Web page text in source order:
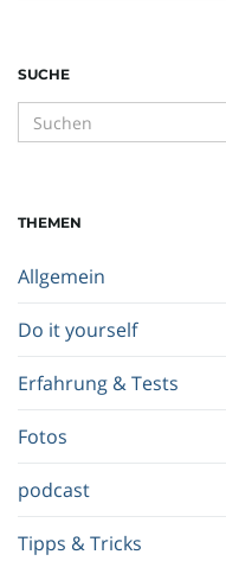
SUCHE
u
b
g
i
f
.
.
.
THEMEN
Allgemein
Do it yourself
Erfahrung & Tests
Fotos
podcast
Tipps & Tricks